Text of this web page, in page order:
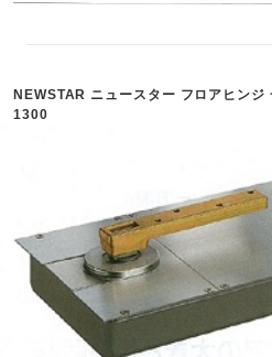
NEWSTAR ニュースター フロアヒン
1300